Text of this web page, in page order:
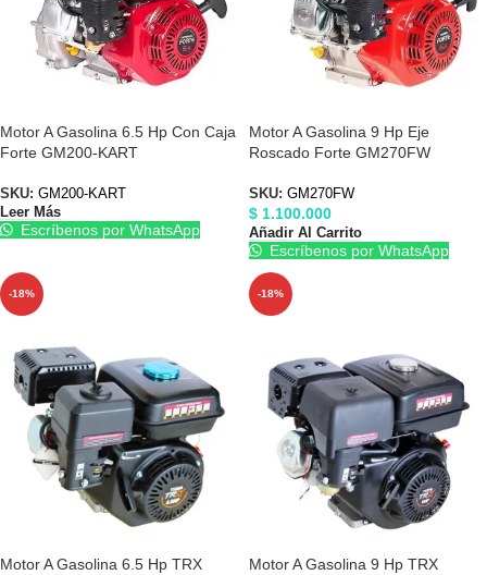
Motor A Gasolina 6.5 Hp Con Caja
Forte GM200-KART
SKU: GM200-KART
Leer Más
Escríbenos por WhatsApp
Motor A Gasolina 9 Hp Eje
Roscado Forte GM270FW
SKU: GM270FW
$ 1.100.000
Añadir Al Carrito
Escríbenos por WhatsApp
-18%
Motor A Gasolina 6.5 Hp TRX
-18%
Motor A Gasolina 9 Hp TRX